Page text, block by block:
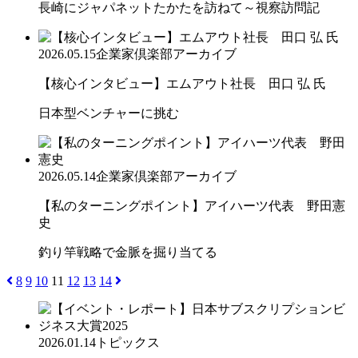
長崎にジャパネットたかたを訪ねて～視察訪問記
2026.05.15企業家倶楽部アーカイブ
【核心インタビュー】エムアウト社長 田口 弘 氏
日本型ベンチャーに挑む
2026.05.14企業家倶楽部アーカイブ
【私のターニングポイント】アイハーツ代表 野田憲
史
釣り竿戦略で金脈を掘り当てる
8 9 10 11 12 13 14
2026.01.14 トピックス